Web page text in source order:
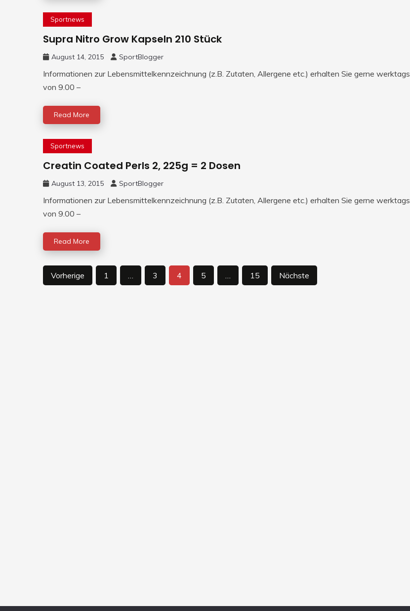
Sportnews
Supra Nitro Grow Kapseln 210 Stück
August 14, 2015 SportBlogger
Informationen zur Lebensmittelkennzeichnung (z.B. Zutaten, Allergene etc.) erhalten Sie gerne werktags
von 9.00 –
Read More
Sportnews
Creatin Coated Perls 2, 225g = 2 Dosen
August 13, 2015 SportBlogger
Informationen zur Lebensmittelkennzeichnung (z.B. Zutaten, Allergene etc.) erhalten Sie gerne werktags
von 9.00 –
Read More
Beitragsnavigation
Vorherige 1 … 3 4 5 … 15 Nächste